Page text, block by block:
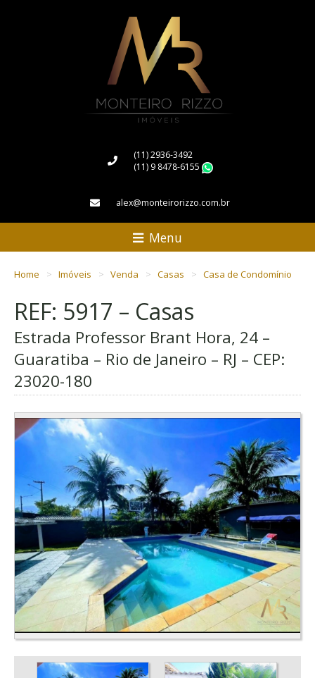
(11) 2936-3492
(11) 9 8478-6155
alex@monteirorizzo.com.br
Menu
Home Imóveis Venda Casas Casa de Condomínio
REF: 5917 – Casas
Estrada Professor Brant Hora, 24 –
Guaratiba – Rio de Janeiro – RJ – CEP:
23020-180